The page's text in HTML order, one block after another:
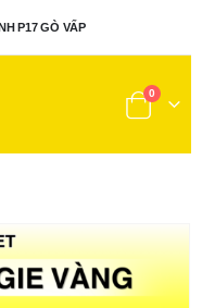
P17 GÒ VẤP
0